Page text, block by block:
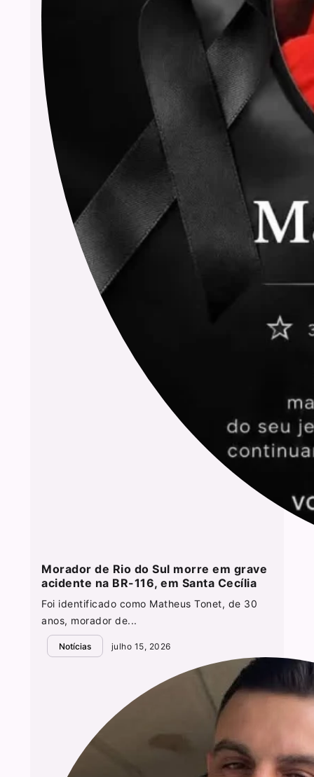
Morador de Rio do Sul morre em grave
acidente na BR-116, em Santa Cecília
Foi identificado como Matheus Tonet, de 30
anos, morador de...
Notícias julho 15, 2026